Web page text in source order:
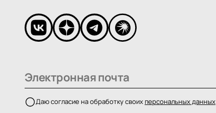
Даю согласие на обработку своих персональных данных